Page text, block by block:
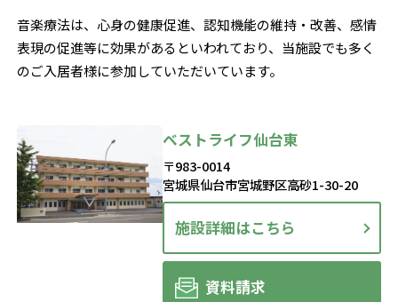
音楽療法は、心身の健康促進、認知機能の維持・改善、感情
表現の促進等に効果があるといわれており、当施設でも多く
のご入居者様に参加していただいています。
ベストライフ仙台東
〒983-0014
宮城県仙台市宮城野区高砂1-30-20
施設詳細はこちら
資料請求